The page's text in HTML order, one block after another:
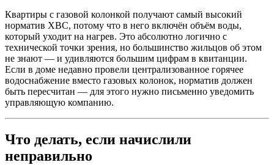
Квартиры с газовой колонкой получают самый высокий
норматив ХВС, потому что в него включён объём воды,
который уходит на нагрев. Это абсолютно логично с
технической точки зрения, но большинство жильцов об этом
не знают — и удивляются большим цифрам в квитанции.
Если в доме недавно провели централизованное горячее
водоснабжение вместо газовых колонок, норматив должен
быть пересчитан — для этого нужно письменно уведомить
управляющую компанию.
Что делать, если начислили
неправильно